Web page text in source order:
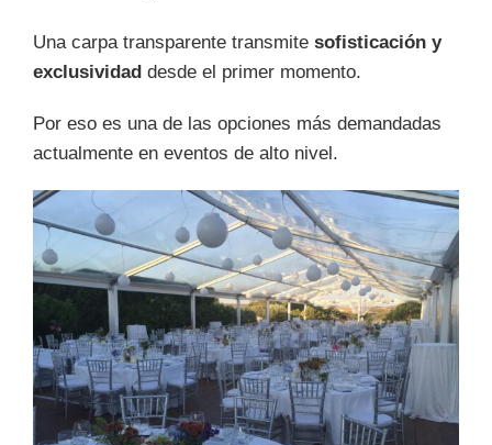
Una carpa transparente transmite sofisticación y
exclusividaddesde el primer momento.
Por eso es una de las opciones más demandadas
actualmente en eventos de alto nivel.